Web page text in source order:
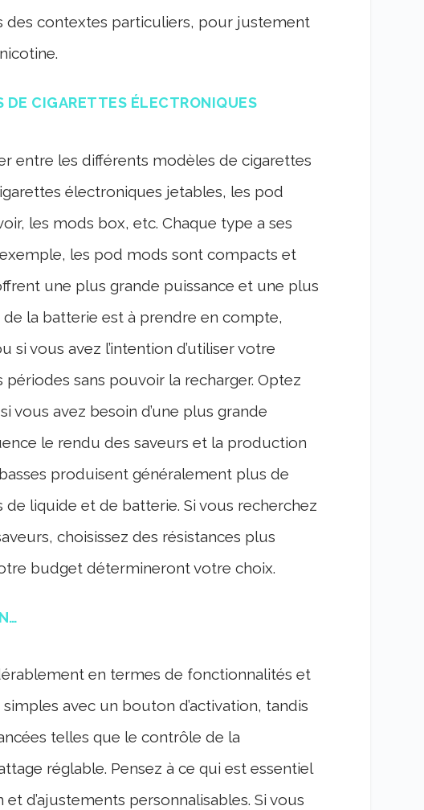
contextes particuliers, pour justement
DE CIGARETTES ÉLECTRONIQUES
entre les différents modèles de cigarettes
électroniques jetables, les pod
les mods box, etc. Chaque type a ses
les pod mods sont compacts et
une plus grande puissance et une plus
la batterie est à prendre en compte,
vous avez l’intention d’utiliser votre
sans pouvoir la recharger. Optez
vous avez besoin d’une plus grande
le rendu des saveurs et la production
produisent généralement plus de
liquide et de batterie. Si vous recherchez
choisissez des résistances plus
budget détermineront votre choix.
en termes de fonctionnalités et
avec un bouton d’activation, tandis
telles que le contrôle de la
réglable. Pensez à ce qui est essentiel
d’ajustements personnalisables. Si vous